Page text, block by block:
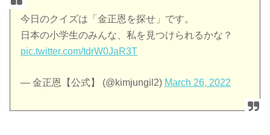
今日のクイズは「金正恩を探せ」です。
日本の小学生のみんな、私を見つけられるかな？
pic.twitter.com/tdrW0JaR3T
— 金正恩【公式】 (@kimjungil2) March 26, 2022